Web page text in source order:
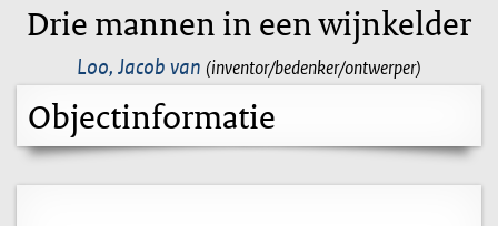
Drie mannen in een wijnkelder
Loo, Jacob van (inventor/bedenker/ontwerper)
Objectinformatie